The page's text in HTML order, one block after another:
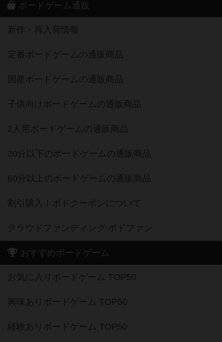
ボードゲーム通販
新作・再入荷情報
定番ボードゲームの通販商品
国産ボードゲームの通販商品
子供向けボードゲームの通販商品
2人用ボードゲームの通販商品
20分以下のボードゲームの通販商品
60分以上のボードゲームの通販商品
割引購入！ボドクーポンについて
クラウドファンディング ボドファン
おすすめボードゲーム
お気に入りボードゲーム TOP50
興味ありボードゲーム TOP50
経験ありボードゲーム TOP50